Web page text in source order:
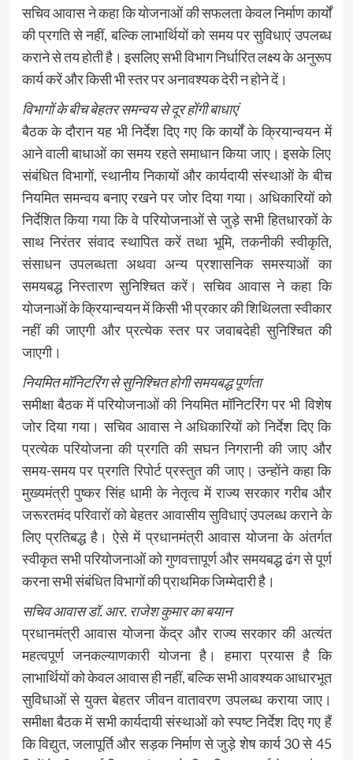
सचिव आवास ने कहा कि योजनाओं की सफलता केवल निर्माण कार्यों
की प्रगति से नहीं, बल्कि लाभार्थियों को समय पर सुविधाएं उपलब्ध
कराने से तय होती है। इसलिए सभी विभाग निर्धारित लक्ष्य के अनुरूप
कार्य करें और किसी भी स्तर पर अनावश्यक देरी न होने दें।
विभागों के बीच बेहतर समन्वय से दूर होंगी बाधाएं
बैठक के दौरान यह भी निर्देश दिए गए कि कार्यों के क्रियान्वयन में
आने वाली बाधाओं का समय रहते समाधान किया जाए। इसके लिए
संबंधित विभागों, स्थानीय निकायों और कार्यदायी संस्थाओं के बीच
नियमित समन्वय बनाए रखने पर जोर दिया गया। अधिकारियों को
निर्देशित किया गया कि वे परियोजनाओं से जुड़े सभी हितधारकों के
साथ निरंतर संवाद स्थापित करें तथा भूमि, तकनीकी स्वीकृति,
संसाधन उपलब्धता अथवा अन्य प्रशासनिक समस्याओं का
समयबद्ध निस्तारण सुनिश्चित करें। सचिव आवास ने कहा कि
योजनाओं के क्रियान्वयन में किसी भी प्रकार की शिथिलता स्वीकार
नहीं की जाएगी और प्रत्येक स्तर पर जवाबदेही सुनिश्चित की
जाएगी।
नियमित मॉनिटरिंग से सुनिश्चित होगी समयबद्ध पूर्णता
समीक्षा बैठक में परियोजनाओं की नियमित मॉनिटरिंग पर भी विशेष
जोर दिया गया। सचिव आवास ने अधिकारियों को निर्देश दिए कि
प्रत्येक परियोजना की प्रगति की सघन निगरानी की जाए और
समय-समय पर प्रगति रिपोर्ट प्रस्तुत की जाए। उन्होंने कहा कि
मुख्यमंत्री पुष्कर सिंह धामी के नेतृत्व में राज्य सरकार गरीब और
जरूरतमंद परिवारों को बेहतर आवासीय सुविधाएं उपलब्ध कराने के
लिए प्रतिबद्ध है। ऐसे में प्रधानमंत्री आवास योजना के अंतर्गत
स्वीकृत सभी परियोजनाओं को गुणवत्तापूर्ण और समयबद्ध ढंग से पूर्ण
करना सभी संबंधित विभागों की प्राथमिक जिम्मेदारी है।
सचिव आवास डॉ. आर. राजेश कुमार का बयान
प्रधानमंत्री आवास योजना केंद्र और राज्य सरकार की अत्यंत
महत्वपूर्ण जनकल्याणकारी योजना है। हमारा प्रयास है कि
लाभार्थियों को केवल आवास ही नहीं, बल्कि सभी आवश्यक आधारभूत
सुविधाओं से युक्त बेहतर जीवन वातावरण उपलब्ध कराया जाए।
समीक्षा बैठक में सभी कार्यदायी संस्थाओं को स्पष्ट निर्देश दिए गए हैं
कि विद्युत, जलापूर्ति और सड़क निर्माण से जुड़े शेष कार्य 30 से 45